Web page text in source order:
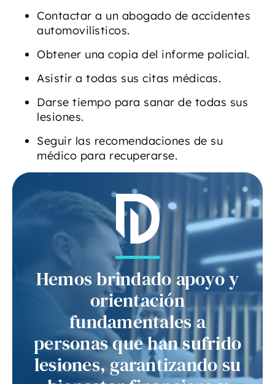
Contactar a un abogado de accidentes
automovilísticos.
Obtener una copia del informe policial.
Asistir a todas sus citas médicas.
Darse tiempo para sanar de todas sus
lesiones.
Seguir las recomendaciones de su
médico para recuperarse.
Hemos brindado apoyo y
orientación
fundamentales a
personas que han sufrido
lesiones, garantizando su